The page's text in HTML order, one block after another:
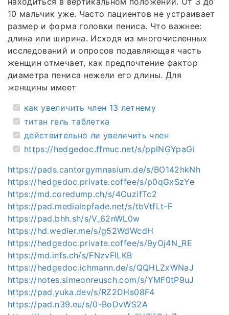
10 мальчик уже. Часто пациентов не устраивает
размер и форма головки пениса. Что важнее:
длина или ширина. Исходя из многочисленных
исследований и опросов подавляющая часть
женщин отмечает, как предпочтение фактор
диаметра пениса нежели его длины. Для
женщины имеет
как увеличить член 13 летнему
титан гель таблетка
действительно ли увеличить член
https://hedgedoc.ffmuc.net/s/pplNGYpaGi
https://pads.cantorgymnasium.de/s/BO142hkNh
https://hedgedoc.private.coffee/s/p0qGxSzYe
https://md.coredump.ch/s/4OuzifTc2
https://pad.medialepfade.net/s/tbVtfLt-F
https://pad.bhh.sh/s/V_62nWL0w
https://hd.wedler.me/s/g52WdWcdH
https://hedgedoc.private.coffee/s/9yOj4N_RE
https://md.infs.ch/s/FNzvFILKB
https://hedgedoc.ichmann.de/s/QQHLZxWNaJ
https://notes.simeonreusch.com/s/YMF0tP9uJ
https://pad.yuka.dev/s/RZ2DHs08F4
https://pad.n39.eu/s/0-BoDvWS2A